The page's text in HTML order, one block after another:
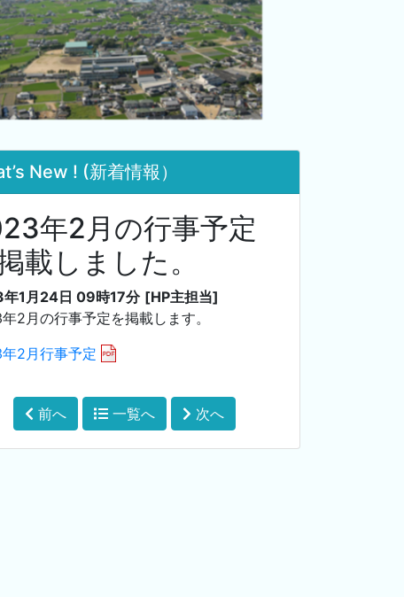
New ! (新着情報）
年2月の行事予定
載しました。
1月24日 09時17分 [HP主担当]
2月の行事予定を掲載します。
2月行事予定
前へ 一覧へ 次へ